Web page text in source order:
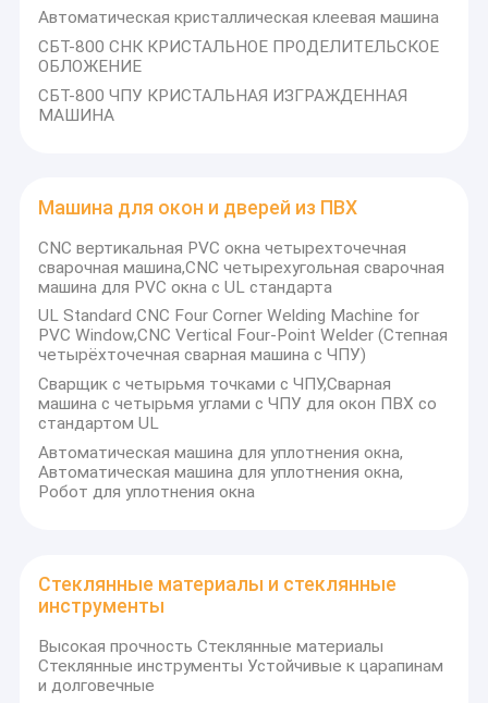
Автоматическая кристаллическая клеевая машина
СБТ-800 СНК КРИСТАЛЬНОЕ ПРОДЕЛИТЕЛЬСКОЕ
ОБЛОЖЕНИЕ
СБТ-800 ЧПУ КРИСТАЛЬНАЯ ИЗГРАЖДЕННАЯ
МАШИНА
Машина для окон и дверей из ПВХ
CNC вертикальная PVC окна четырехточечная
сварочная машина,CNC четырехугольная сварочная
машина для PVC окна с UL стандарта
UL Standard CNC Four Corner Welding Machine for
PVC Window,CNC Vertical Four-Point Welder (Степная
четырёхточечная сварная машина с ЧПУ)
Сварщик с четырьмя точками с ЧПУ,Сварная
машина с четырьмя углами с ЧПУ для окон ПВХ со
стандартом UL
Автоматическая машина для уплотнения окна,
Автоматическая машина для уплотнения окна,
Робот для уплотнения окна
Стеклянные материалы и стеклянные
инструменты
Высокая прочность Стеклянные материалы
Стеклянные инструменты Устойчивые к царапинам
и долговечные